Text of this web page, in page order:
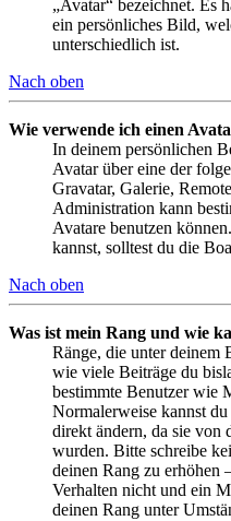
„Avatar“ bezeichnet. Es
ein persönliches Bild,
unterschiedlich ist.
Nach oben
Wie verwende ich einen
In deinem persönlichen
Avatar über eine der
Gravatar, Galerie,
Administration kann
Avatare benutzen
kannst, solltest du die
Nach oben
Was ist mein Rang und wie
Ränge, die unter deinem
wie viele Beiträge du
bestimmte Benutzer wie
Normalerweise kannst
direkt ändern, da sie von
wurden. Bitte schreibe
deinen Rang zu erhöhen
Verhalten nicht und ein
deinen Rang unter